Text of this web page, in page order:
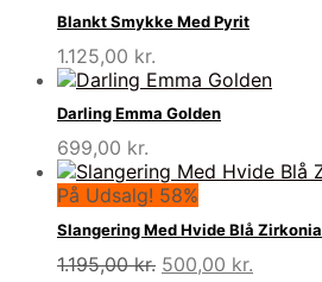
Blankt Smykke Med Pyrit
1.125,00 kr.
Darling Emma Golden
699,00 kr.
På Udsalg! 58%
Slangering Med Hvide Blå Zirkonia
1.195,00kr. Den
500,00 kr.